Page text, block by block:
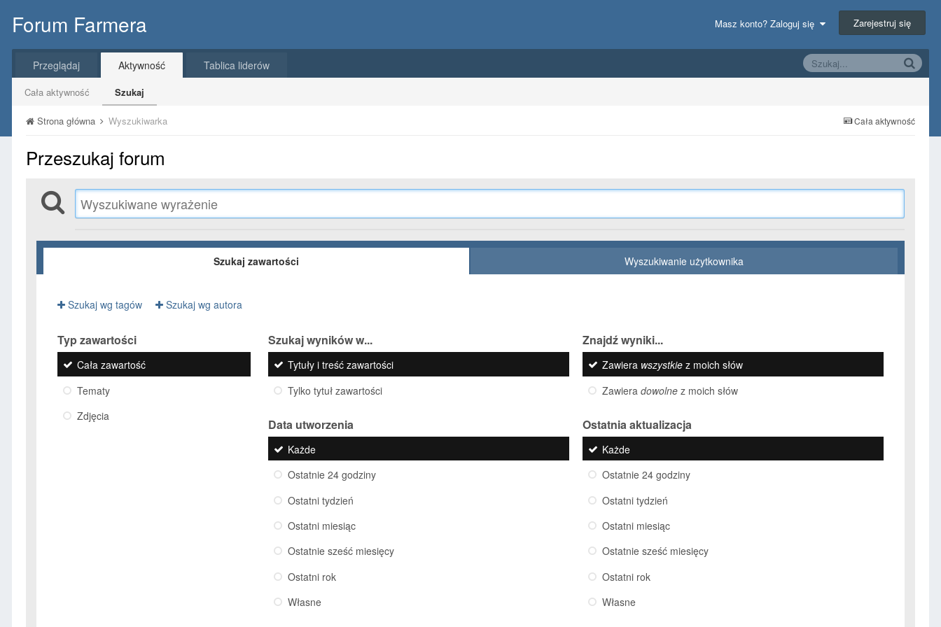
Forum Farmera Masz konto? Zaloguj się Zarejestruj się
Przeglądaj Aktywność
Cała aktywność Szukaj
Tablica liderów
Cała aktywność
Strona główna Wyszukiwarka
Przeszukaj forum
Szukaj zawartości Wyszukiwanie użytkownika
Szukaj wg tagów Szukaj wg autora
Typ zawartości
Cała zawartość
Tematy
Zdjęcia
Szukaj wyników w...
Tytuły i treść zawartości
Tylko tytuł zawartości
Znajdź wyniki...
Zawiera wszystkiez moich słów
Zawiera dowolnez moich słów
Data utworzenia
Każde
Ostatnie 24 godziny
Ostatni tydzień
Ostatni miesiąc
Ostatnie sześć miesięcy
Ostatni rok
Własne
Ostatnia aktualizacja
Każde
Ostatnie 24 godziny
Ostatni tydzień
Ostatni miesiąc
Ostatnie sześć miesięcy
Ostatni rok
Własne